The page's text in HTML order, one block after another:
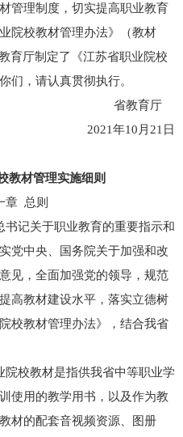
管理制度，切实提高职业教育
院校教材管理办法》（教材
育厅制定了《江苏省职业院校
们，请认真贯彻执行。
省教育厅
2021年10月21日
教材管理实施细则
章 总则
记关于职业教育的重要指示和
党中央、国务院关于加强和改
见，全面加强党的领导，规范
高教材建设水平，落实立德树
校教材管理办法》，结合我省
校教材是指供我省中等职业学
使用的教学用书，以及作为教
材的配套音视频资源、图册